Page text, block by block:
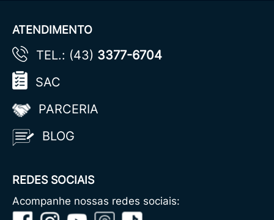
ATENDIMENTO
TEL.: (43) 3377-6704
SAC
PARCERIA
BLOG
REDES SOCIAIS
Acompanhe nossas redes sociais: